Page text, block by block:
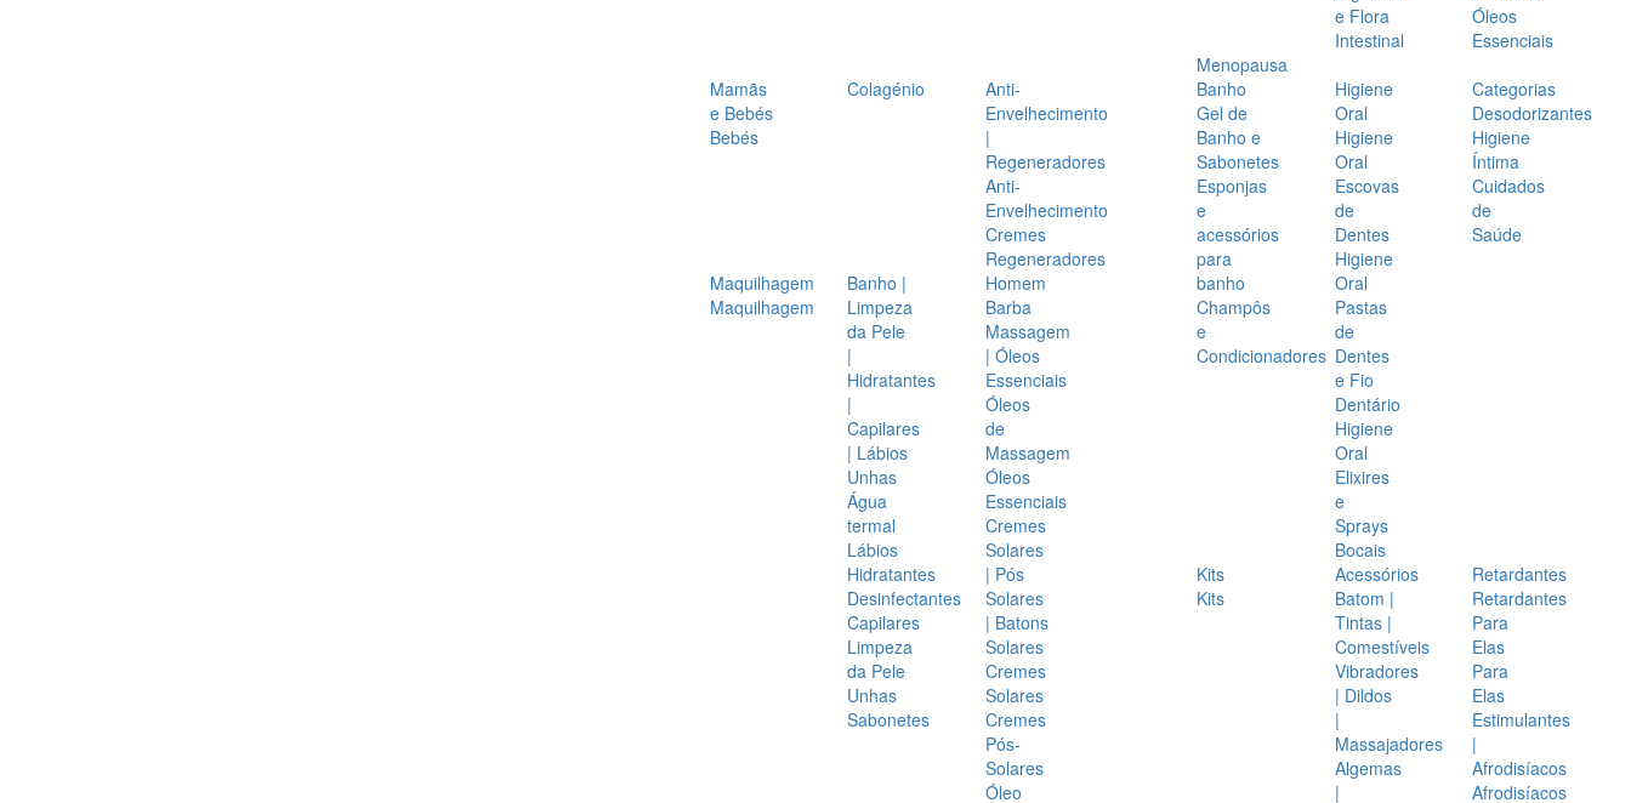
e Flora
Intestinal
Óleos
Essenciais
Menopausa
Mamãs
e Bebés
Bebés
Colagénio
Anti-
Envelhecimento
|
Regeneradores
Anti-
Envelhecimento
Cremes
Regeneradores
Maquilhagem
Maquilhagem
Banho |
Limpeza
da Pele
|
Hidratantes
|
Capilares
| Lábios
Unhas
Água
termal
Lábios
Hidratantes
Desinfectantes
Capilares
Limpeza
da Pele
Unhas
Sabonetes
Homem
Barba
Massagem
| Óleos
Essenciais
Óleos
de
Massagem
Óleos
Essenciais
Cremes
Solares
| Pós
Solares
| Batons
Solares
Cremes
Solares
Cremes
Pós-
Solares
Óleo
Banho
Gel de
Banho e
Sabonetes
Esponjas
e
acessórios
para
banho
Champôs
e
Condicionadores
Higiene
Oral
Higiene
Oral
Escovas
de
Dentes
Higiene
Oral
Pastas
de
Dentes
e Fio
Dentário
Higiene
Oral
Elixires
e
Sprays
Bocais
Categorias
Desodorizantes
Higiene
Íntima
Cuidados
de
Saúde
Kits
Kits
Acessórios
Batom |
Tintas |
Comestíveis
Vibradores
| Dildos
|
Massajadores
Algemas
|
Retardantes
Retardantes
Para
Elas
Para
Elas
Estimulantes
|
Afrodisíacos
Afrodisíacos